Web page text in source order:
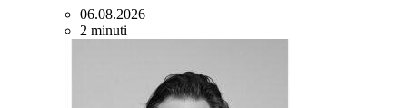
06.08.2026
2 minuti